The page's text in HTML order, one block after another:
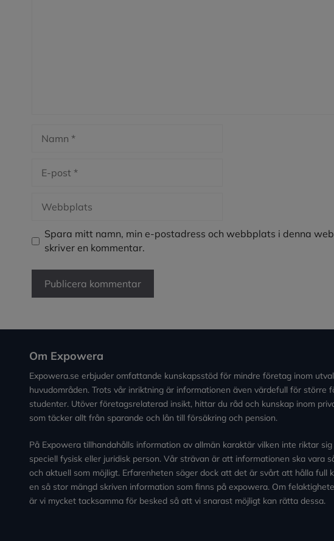
post
Spara mitt namn, min e-postadress och webbplats i denna
skriver en kommentar.
Om Expowera
Expowera.se erbjuder omfattande kunskapsstöd för mindre företag inom
huvudområden. Trots vår inriktning är informationen även värdefull för större
studenter. Utöver företagsrelaterad insikt, hittar du råd och kunskap inom
som täcker allt från sparande och lån till försäkring och pension.
På Expowera tillhandahålls information av allmän karaktär vilken inte riktar
speciell fysisk eller juridisk person. Vår strävan är att informationen ska vara
och aktuell som möjligt. Erfarenheten säger dock att det är svårt att hålla full
en så stor mängd skriven information som finns på expowera. Om
är vi mycket tacksamma för besked så att vi snarast möjligt kan rätta dessa.